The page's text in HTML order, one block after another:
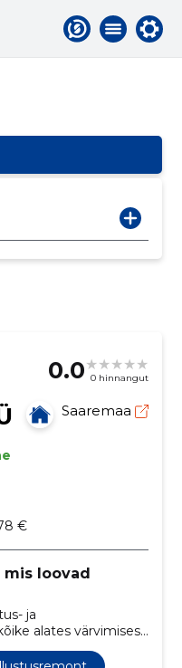
0.0 0 hinnangut
Saaremaa
€
mis loovad
ja
alates värvimisest
ja